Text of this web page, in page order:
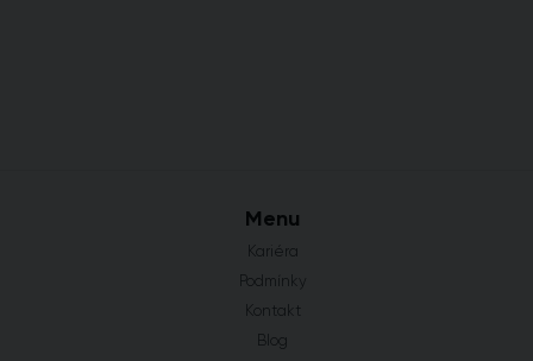
Menu
Kariéra
Podmínky
Kontakt
Blog